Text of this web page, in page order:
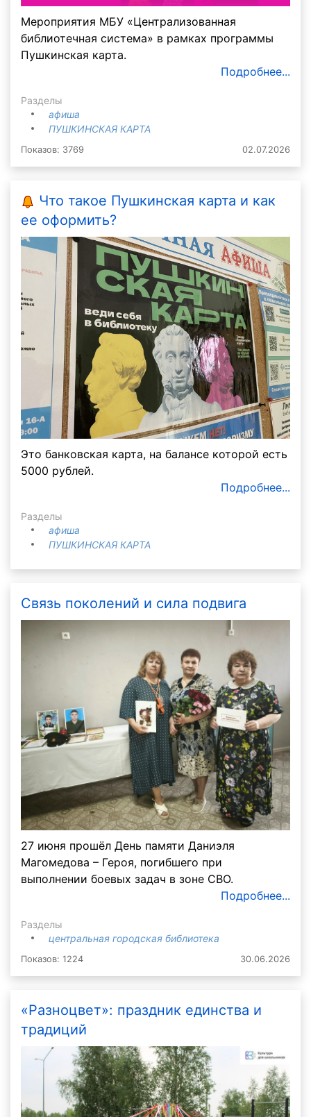
Мероприятия МБУ «Централизованная
библиотечная система» в рамках программы
Пушкинская карта.
Подробнее...
Разделы
афиша
ПУШКИНСКАЯ КАРТА
Показов: 3769 02.07.2026
Что такое Пушкинская карта и как
ее оформить?
Это банковская карта, на балансе которой есть
5000 рублей.
Подробнее...
Разделы
афиша
ПУШКИНСКАЯ КАРТА
Связь поколений и сила подвига
27 июня прошёл День памяти Даниэля
Магомедова – Героя, погибшего при
выполнении боевых задач в зоне СВО.
Подробнее...
Разделы
центральная городская библиотека
Показов: 1224 30.06.2026
«Разноцвет»: праздник единства и
традиций